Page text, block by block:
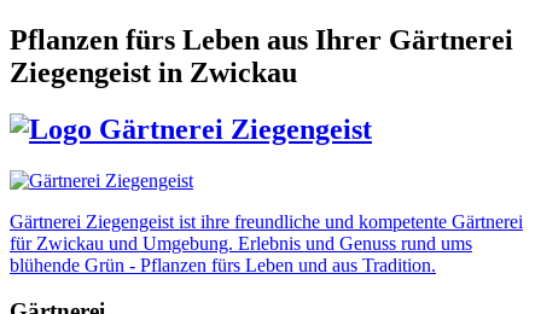
Pflanzen fürs Leben aus Ihrer Gärtnerei
Ziegengeist in Zwickau
Gärtnerei Ziegengeist ist ihre freundliche und kompetente Gärtnerei
für Zwickau und Umgebung. Erlebnis und Genuss rund ums
blühende Grün - Pflanzen fürs Leben und aus Tradition.